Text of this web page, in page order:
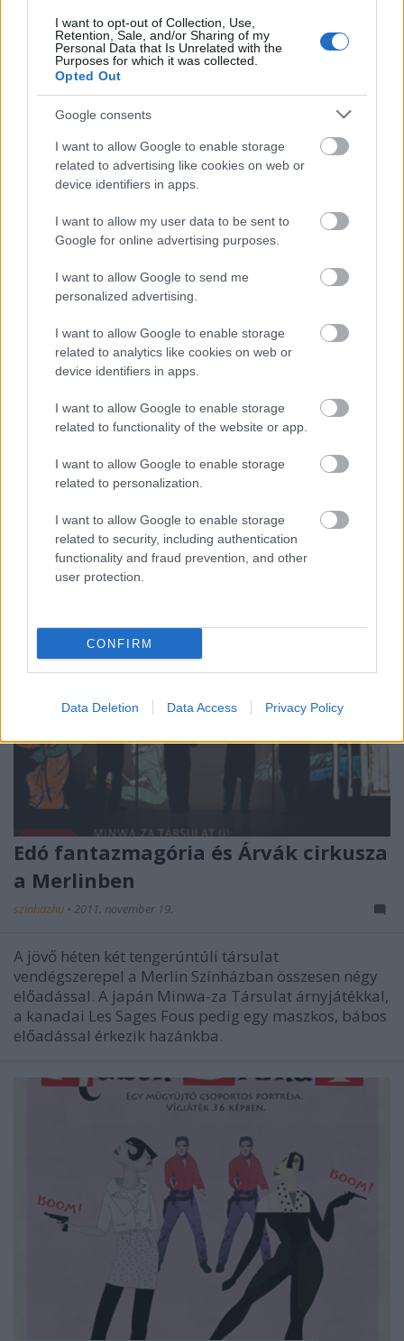
I want to opt-out of Collection, Use,
Retention, Sale, and/or Sharing of my
Personal Data that Is Unrelated with the
Purposes for which it was collected.
Opted Out
Google consents
I want to allow Google to enable storage
related to advertising like cookies on web or
device identifiers in apps.
I want to allow my user data to be sent to
Google for online advertising purposes.
I want to allow Google to send me
personalized advertising.
I want to allow Google to enable storage
related to analytics like cookies on web or
device identifiers in apps.
I want to allow Google to enable storage
related to functionality of the website or app.
I want to allow Google to enable storage
related to personalization.
I want to allow Google to enable storage
related to security, including authentication
functionality and fraud prevention, and other
user protection.
CONFIRM
Data Deletion Data Access Privacy Policy
Tragikomikus lélekkukkolás - Újra
jön A magyar Belmondó
szinhazhu 2011. november 19.
Tragikomikus lélekkukkolás, egy szexfüggő
fiatalember kendőzetlen önvallomása és sok humor
várja A magyar Belmondó című színházi előadás
nézőit november 25-én és 29-én a budapesti Kino
Moziban. A monodrámát az ismert színész-rendező,
Baksa Imre játssza és Rába Roland, a Nemzeti
Színház művésze…
Edó fantazmagória és Árvák cirkusza
a Merlinben
szinhazhu • 2011. november 19.
A jövő héten két tengerúntúli társulat
vendégszerepel a Merlin Színházban összesen négy
előadással. A japán Minwa-za Társulat árnyjátékkal,
a kanadai Les Sages Fous pedig egy maszkos, bábos
előadással érkezik hazánkba.